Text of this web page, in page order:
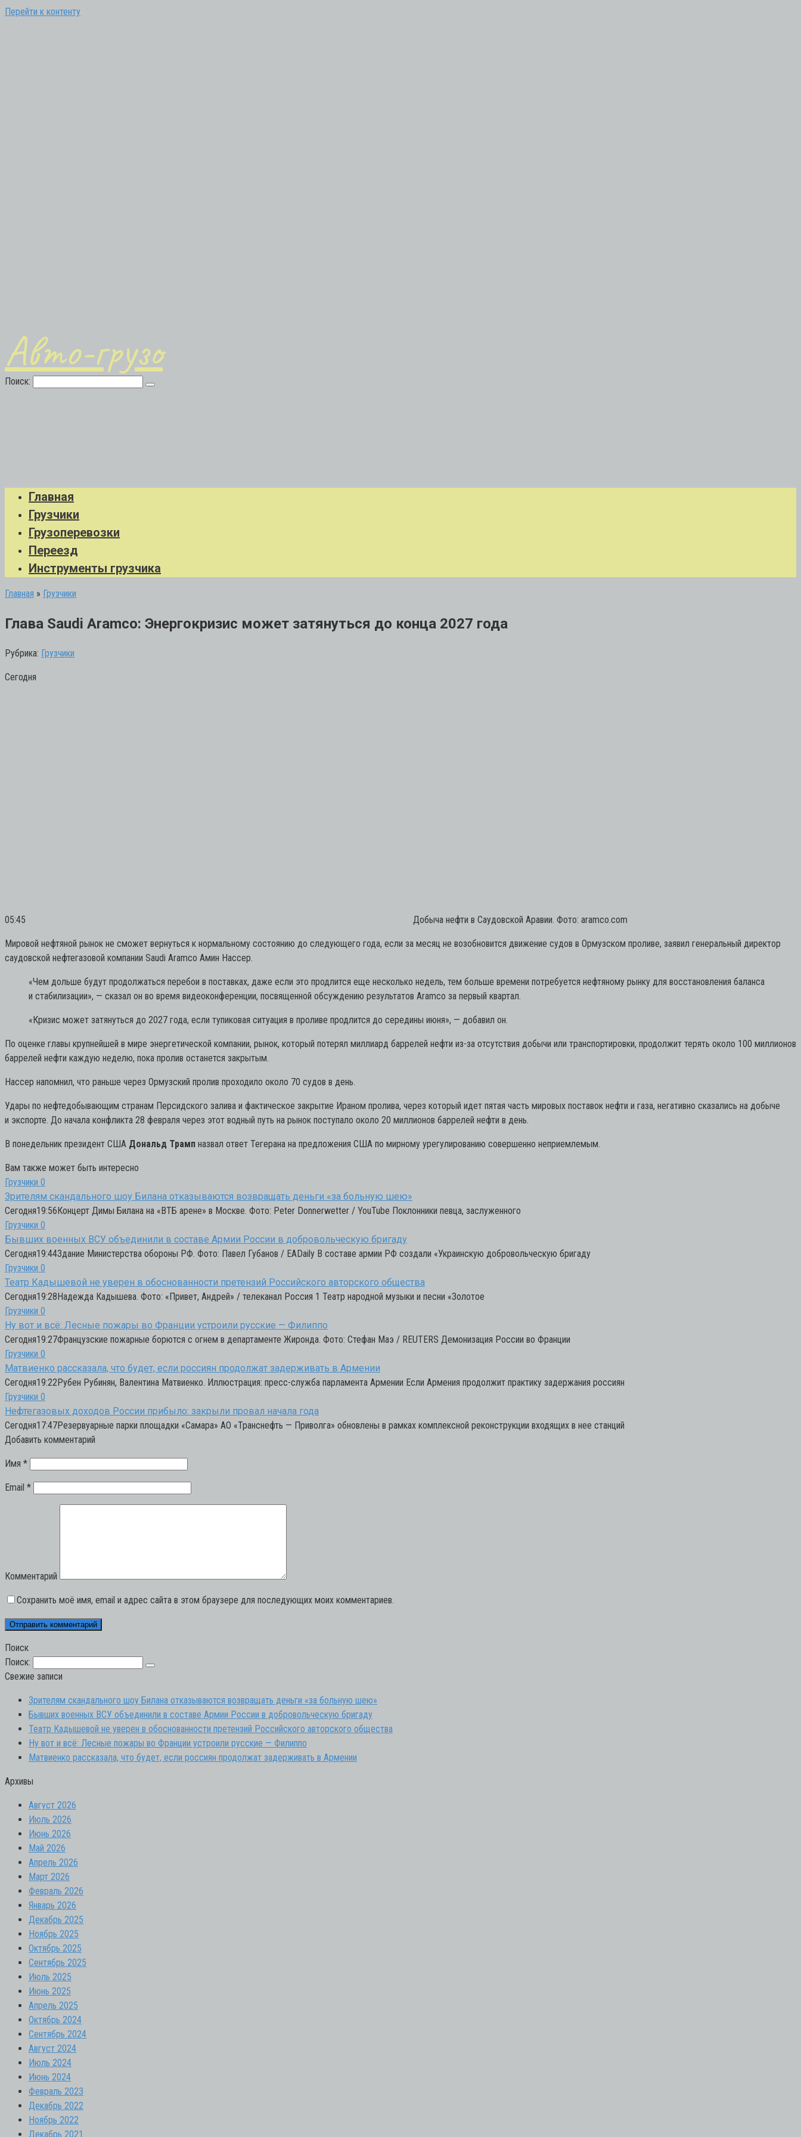
Перейти к контенту
Авто-грузо
Поиск:
Главная
Грузчики
Грузоперевозки
Переезд
Инструменты грузчика
Главная » Грузчики
Глава Saudi Aramco: Энергокризис может затянуться до конца 2027 года
Рубрика: Грузчики
Сегодня
05:45 Добыча нефти в Саудовской Аравии. Фото: aramco.com
Мировой нефтяной рынок не сможет вернуться к нормальному состоянию до следующего года, если за месяц не возобновится движение судов в Ормузском проливе, заявил генеральный директор
саудовской нефтегазовой компании Saudi Aramco Амин Нассер.
«Чем дольше будут продолжаться перебои в поставках, даже если это продлится еще несколько недель, тем больше времени потребуется нефтяному рынку для восстановления баланса
и стабилизации», — сказал он во время видеоконференции, посвященной обсуждению результатов Aramco за первый квартал.
«Кризис может затянуться до 2027 года, если тупиковая ситуация в проливе продлится до середины июня», — добавил он.
По оценке главы крупнейшей в мире энергетической компании, рынок, который потерял миллиард баррелей нефти из-за отсутствия добычи или транспортировки, продолжит терять около 100 миллионов
баррелей нефти каждую неделю, пока пролив останется закрытым.
Нассер напомнил, что раньше через Ормузский пролив проходило около 70 судов в день.
Удары по нефтедобывающим странам Персидского залива и фактическое закрытие Ираном пролива, через который идет пятая часть мировых поставок нефти и газа, негативно сказались на добыче
и экспорте. До начала конфликта 28 февраля через этот водный путь на рынок поступало около 20 миллионов баррелей нефти в день.
В понедельник президент США Дональд Трамп назвал ответ Тегерана на предложения США по мирному урегулированию совершенно неприемлемым.
Вам также может быть интересно
Грузчики 0
Зрителям скандального шоу Билана отказываются возвращать деньги «за больную шею»
Сегодня19:56Концерт Димы Билана на «ВТБ арене» в Москве. Фото: Peter Donnerwetter / YouTube Поклонники певца, заслуженного
Грузчики 0
Бывших военных ВСУ объединили в составе Армии России в добровольческую бригаду
Сегодня19:44Здание Министерства обороны РФ. Фото: Павел Губанов / EADaily В составе армии РФ создали «Украинскую добровольческую бригаду
Грузчики 0
Театр Кадышевой не уверен в обоснованности претензий Российского авторского общества
Сегодня19:28Надежда Кадышева. Фото: «Привет, Андрей» / телеканал Россия 1 Театр народной музыки и песни «Золотое
Грузчики 0
Ну вот и всё: Лесные пожары во Франции устроили русские — Филиппо
Сегодня19:27Французские пожарные борются с огнем в департаменте Жиронда. Фото: Стефан Маэ / REUTERS Демонизация России во Франции
Грузчики 0
Матвиенко рассказала, что будет, если россиян продолжат задерживать в Армении
Сегодня19:22Рубен Рубинян, Валентина Матвиенко. Иллюстрация: пресс-служба парламента Армении Если Армения продолжит практику задержания россиян
Грузчики 0
Нефтегазовых доходов России прибыло: закрыли провал начала года
Сегодня17:47Резервуарные парки площадки «Самара» АО «Транснефть — Приволга» обновлены в рамках комплексной реконструкции входящих в нее станций
Добавить комментарий
Имя *
Email *
Комментарий
Сохранить моё имя, email и адрес сайта в этом браузере для последующих моих комментариев.
Поиск
Поиск:
Свежие записи
Зрителям скандального шоу Билана отказываются возвращать деньги «за больную шею»
Бывших военных ВСУ объединили в составе Армии России в добровольческую бригаду
Театр Кадышевой не уверен в обоснованности претензий Российского авторского общества
Ну вот и всё: Лесные пожары во Франции устроили русские — Филиппо
Матвиенко рассказала, что будет, если россиян продолжат задерживать в Армении
Архивы
Август 2026
Июль 2026
Июнь 2026
Май 2026
Апрель 2026
Март 2026
Февраль 2026
Январь 2026
Декабрь 2025
Ноябрь 2025
Октябрь 2025
Сентябрь 2025
Июль 2025
Июнь 2025
Апрель 2025
Октябрь 2024
Сентябрь 2024
Август 2024
Июль 2024
Июнь 2024
Февраль 2023
Декабрь 2022
Ноябрь 2022
Декабрь 2021